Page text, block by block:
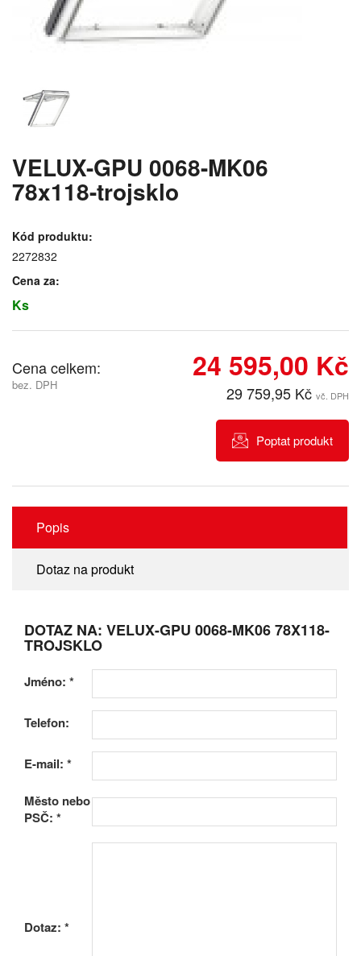
VELUX-GPU 0068-MK06
78x118-trojsklo
Kód produktu:
2272832
Cena za:
Ks
Cena celkem:
bez. DPH
24 595,00 Kč
29 759,95 Kč vč. DPH
Poptat produkt
Popis
Dotaz na produkt
DOTAZ NA: VELUX-GPU 0068-MK06 78X118-
TROJSKLO
Jméno: *
Telefon:
E-mail: *
Město nebo
PSČ: *
Dotaz: *